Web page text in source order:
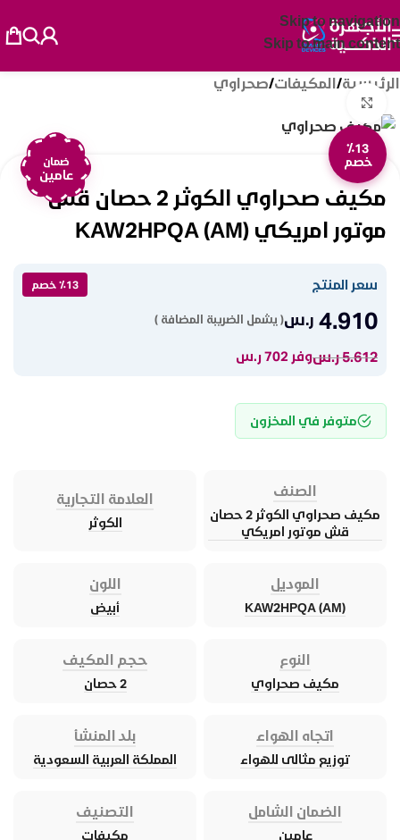
Skip to navigation
Skip to main content
الرئيسية/المكيفات/صحراوي
٪13
خصم
ضمان
عامين
مكيف صحراوي الكوثر 2 حصان قش
موتور امريكي KAW2HPQA (AM)
سعر المنتج ٪13 خصم
4.910 ر.س( يشمل الضريبة المضافة )
5.612ر.سوفر 702 ر.س
متوفر في المخزون
الصنف
مكيف صحراوي الكوثر 2 حصان
قش موتور امريكي
العلامة التجارية
الكوثر
الموديل
KAW2HPQA (AM)
اللون
أبيض
النوع
مكيف صحراوي
حجم المكيف
2 حصان
اتجاه الهواء
توزيع مثالى للهواء
بلد المنشأ
المملكة العربية السعودية
الضمان الشامل
عامين
التصنيف
مكيفات